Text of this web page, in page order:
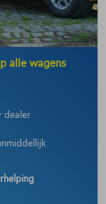
alle wagens
dealer